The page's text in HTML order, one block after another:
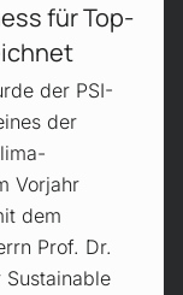
für Top-
der PSI-
der
Vorjahr
dem
Prof. Dr.